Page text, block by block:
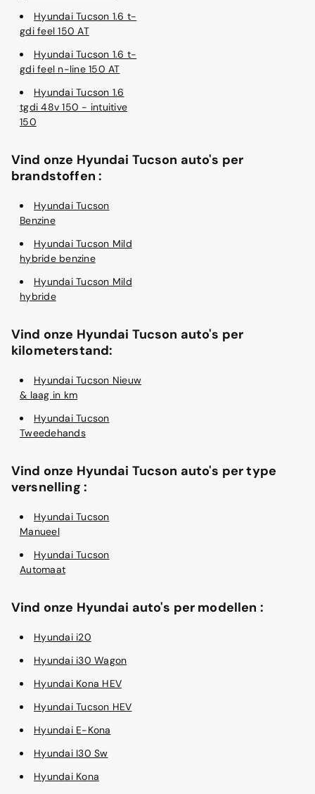
Hyundai Tucson 1.6 t-
gdi feel 150 AT
Hyundai Tucson 1.6 t-
gdi feel n-line 150 AT
Hyundai Tucson 1.6
tgdi 48v 150 - intuitive
150
Vind onze Hyundai Tucson auto's per
brandstoffen :
Hyundai Tucson
Benzine
Hyundai Tucson Mild
hybride benzine
Hyundai Tucson Mild
hybride
Vind onze Hyundai Tucson auto's per
kilometerstand:
Hyundai Tucson Nieuw
& laag in km
Hyundai Tucson
Tweedehands
Vind onze Hyundai Tucson auto's per type
versnelling :
Hyundai Tucson
Manueel
Hyundai Tucson
Automaat
Vind onze Hyundai auto's per modellen :
Hyundai i20
Hyundai i30 Wagon
Hyundai Kona HEV
Hyundai Tucson HEV
Hyundai E-Kona
Hyundai I30 Sw
Hyundai Kona